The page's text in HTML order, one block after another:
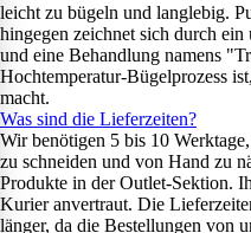
leicht zu bügeln und langlebig.
hingegen zeichnet sich durch
und eine Behandlung namens
Hochtemperatur-Bügelprozess
macht.
Was sind die Lieferzeiten?
Wir benötigen 5 bis 10
zu schneiden und von Hand zu
Produkte in der Outlet-Sektion.
Kurier anvertraut. Die
länger, da die Bestellungen von